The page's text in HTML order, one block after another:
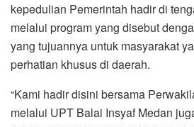
kepedulian Pemerintah hadir di
melalui program yang disebut
yang tujuannya untuk masyarakat
perhatian khusus di daerah.
“Kami hadir disini bersama
melalui UPT Balai Insyaf Medan